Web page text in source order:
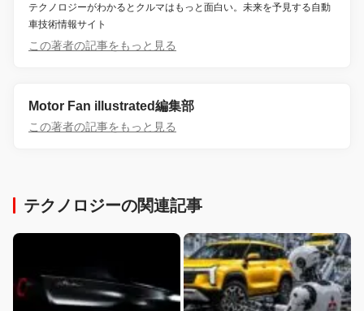
テクノロジーがわかるとクルマはもっと面白い。未来を予見する自動
車技術情報サイト
この著者の記事をもっと見る
Motor Fan illustrated編集部
この著者の記事をもっと見る
テクノロジーの関連記事